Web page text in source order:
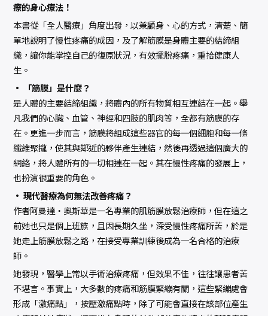
療的身心療法！
本書從「全人醫療」角度出發，以兼顧身、心的方式，清楚、簡
單地說明了慢性疼痛的成因，及了解筋膜是身體主要的結締組
織，讓你能掌控自己的復原狀況，有效擺脫疼痛，重拾健康人
生。
• 「筋膜」是什麼？
是人體的主要結締組織，將體內的所有物質相互連結在一起。舉
凡我們的心臟、血管、神經和四肢的肌肉等，全都有筋膜的存
在。更進一步而言，筋膜將組成這些器官的每一個細胞和每一條
纖維聚攏，使其與鄰近的夥伴產生連結，然後再透過這個廣大的
網絡，將人體所有的一切相連在一起。其在慢性疼痛的發展上，
也扮演很重要的角色。
• 現代醫療為何無法改善疼痛？
作者阿曼達‧奧斯華是一名專業的肌筋膜放鬆治療師，但在這之
前她也只是個上班族，且因長期久坐，深受慢性疼痛所苦，於是
她走上筋膜放鬆之路，在接受專業訓練後成為一名合格的治療
師。
她發現，醫學上常以手術治療疼痛，但效果不佳，往往讓患者苦
不堪言。事實上，大多數的疼痛和筋膜緊繃有關，這些緊繃處會
形成「激痛點」，按壓激痛點時，除了可能會直接在該部位產生